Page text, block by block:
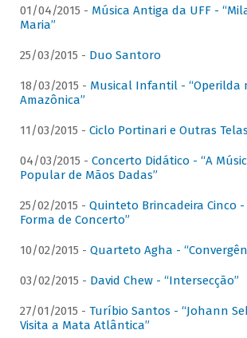
01/04/2015 - Música Antiga da UFF -
Maria”
25/03/2015 - Duo Santoro
18/03/2015 - Musical Infantil - “Operilda
Amazônica”
11/03/2015 - Ciclo Portinari e Outras
04/03/2015 - Concerto Didático - “A
Popular de Mãos Dadas”
25/02/2015 - Quinteto Brincadeira Cinco
Forma de Concerto”
10/02/2015 - Quarteto Agha -
03/02/2015 - David Chew - “Intersecção”
27/01/2015 - Turíbio Santos - “Johann
Visita a Mata Atlântica”